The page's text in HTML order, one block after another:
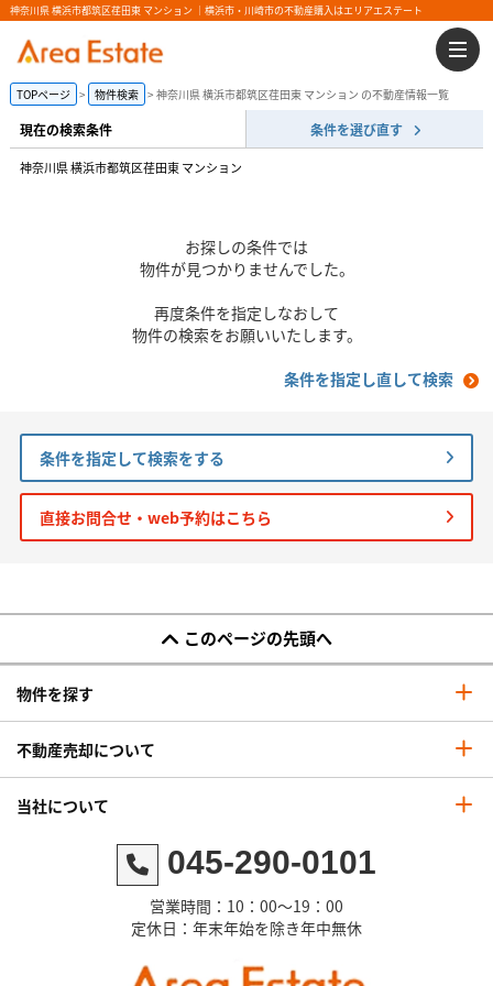
神奈川県 横浜市都筑区荏田東 マンション ｜横浜市・川崎市の不動産購入はエリアエステート
TOPページ 物件検索 神奈川県 横浜市都筑区荏田東 マンション の不動産情報一覧
現在の検索条件 条件を選び直す
神奈川県 横浜市都筑区荏田東 マンション
お探しの条件では
物件が見つかりませんでした。
再度条件を指定しなおして
物件の検索をお願いいたします。
条件を指定し直して検索
条件を指定して検索をする
直接お問合せ・web予約はこちら
このページの先頭へ
物件を探す
不動産売却について
当社について
045-290-0101
営業時間：10：00～19：00
定休日：年末年始を除き年中無休